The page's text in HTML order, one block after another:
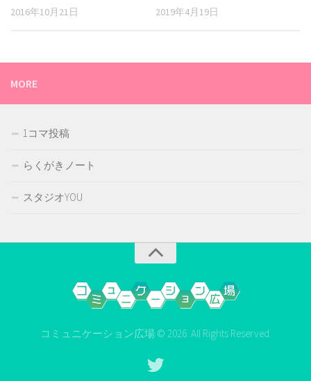
2016年10月21日 2019年4月19日
MORE
1コマ投稿
らくがきノート
スタジオYOU
コミュニケーション広場 © 2026. All Rights Reserved.